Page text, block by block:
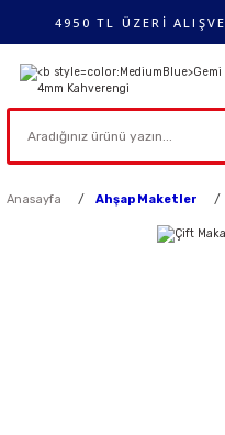
4950 TL ÜZERİ
Anasayfa Ahşap Maketler